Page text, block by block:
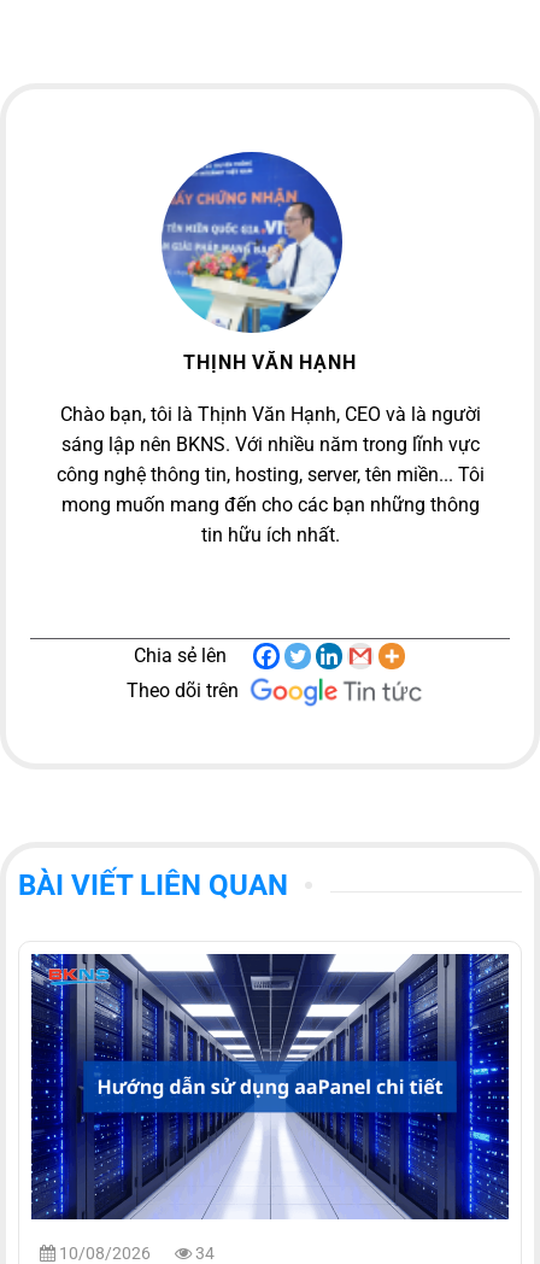
THỊNH VĂN HẠNH
Chào bạn, tôi là Thịnh Văn Hạnh, CEO và là người
sáng lập nên BKNS. Với nhiều năm trong lĩnh vực
công nghệ thông tin, hosting, server, tên miền... Tôi
mong muốn mang đến cho các bạn những thông
tin hữu ích nhất.
Chia sẻ lên
Theo dõi trên
BÀI VIẾT LIÊN QUAN
10/08/2026 34